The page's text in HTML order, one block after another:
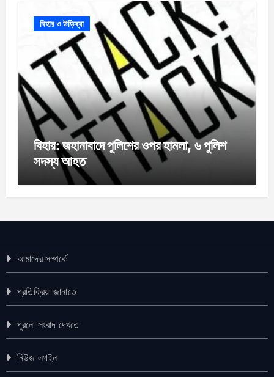
বিহার ও উড়িষ্যা
বিহার: জহানাবাদে পুলিশের ওপর হামলা, ৬ পুলিশ
সদস্য আহত
আমাদের সম্পর্কে
প্রতিক্রিয়া জানাতে
পুরনো সংবাদ দেখতে
নিউজ লগইন